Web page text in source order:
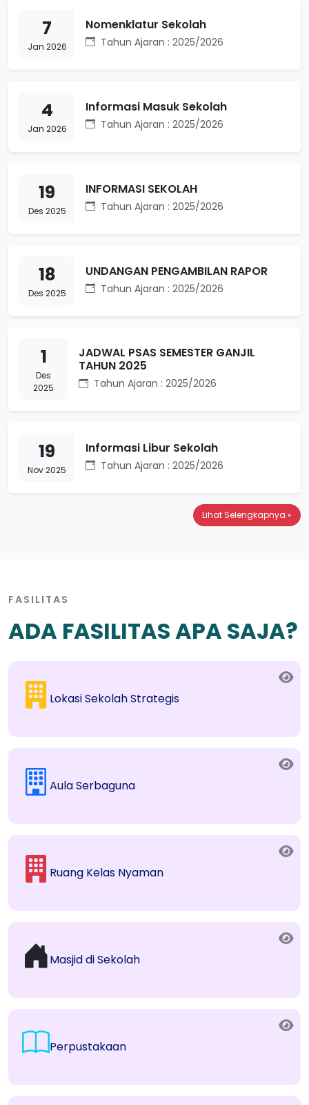
7
Jan 2026
Nomenklatur Sekolah
Tahun Ajaran : 2025/2026
4
Jan 2026
Informasi Masuk Sekolah
Tahun Ajaran : 2025/2026
19
Des 2025
INFORMASI SEKOLAH
Tahun Ajaran : 2025/2026
18
Des 2025
UNDANGAN PENGAMBILAN RAPOR
Tahun Ajaran : 2025/2026
1
Des
2025
JADWAL PSAS SEMESTER GANJIL
TAHUN 2025
Tahun Ajaran : 2025/2026
19
Nov 2025
Informasi Libur Sekolah
Tahun Ajaran : 2025/2026
Lihat Selengkapnya »
FASILITAS
ADA FASILITAS APA SAJA?
Lokasi Sekolah Strategis
Aula Serbaguna
Ruang Kelas Nyaman
Masjid di Sekolah
Perpustakaan